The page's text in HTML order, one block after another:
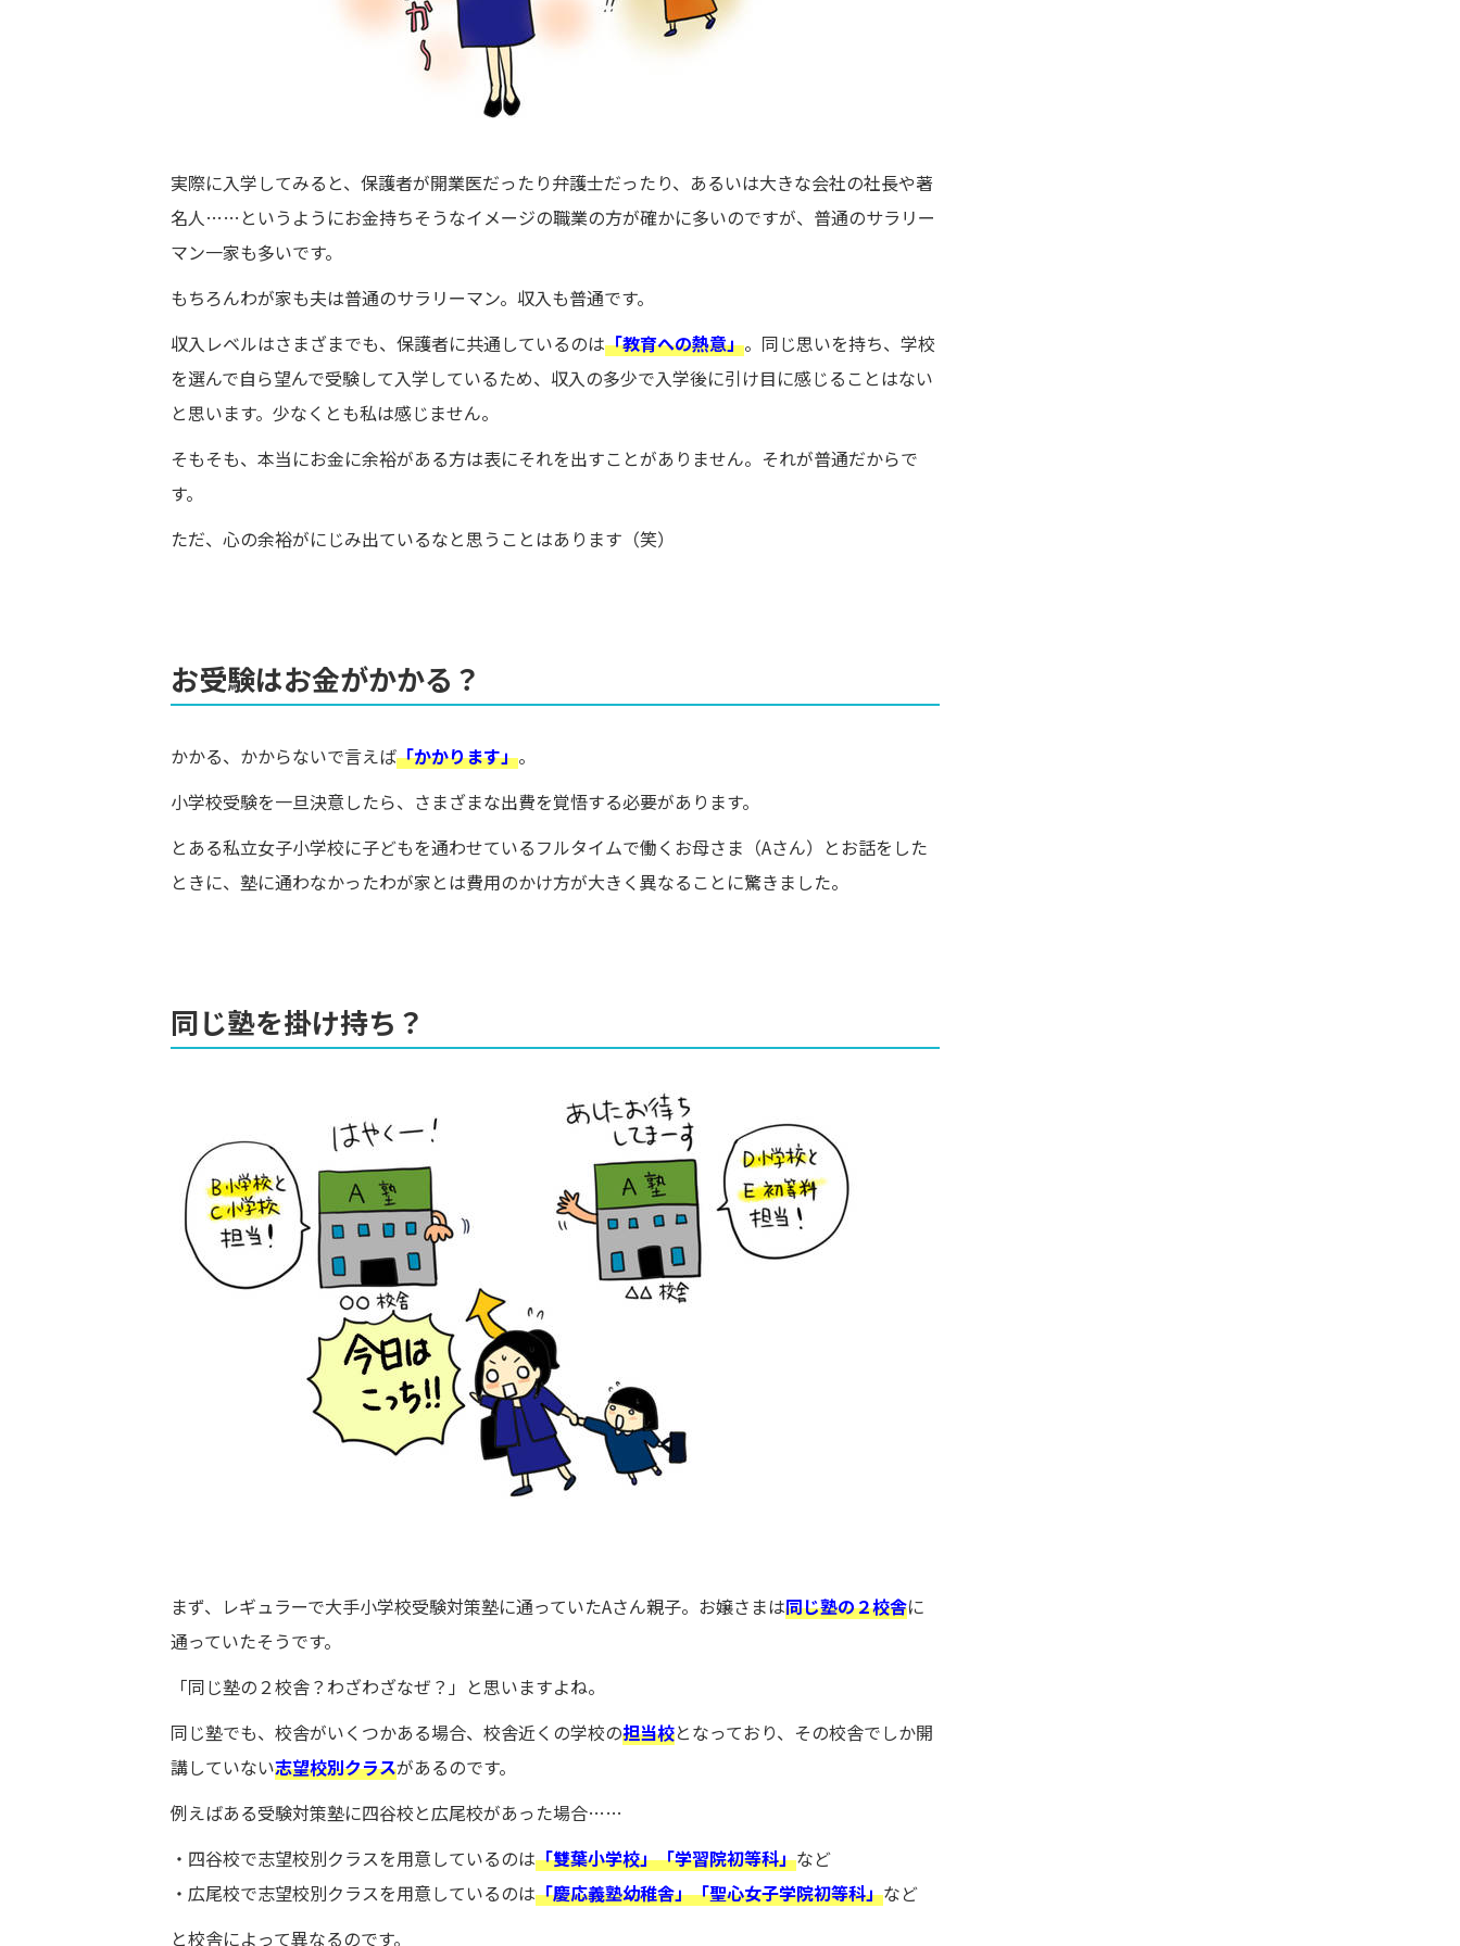
実際に入学してみると、保護者が開業医だったり弁護士だったり、あるいは大きな会社の社長や著
名人……というようにお金持ちそうなイメージの職業の方が確かに多いのですが、普通のサラリー
マン一家も多いです。
もちろんわが家も夫は普通のサラリーマン。収入も普通です。
収入レベルはさまざまでも、保護者に共通しているのは「教育への熱意」。同じ思いを持ち、学校
を選んで自ら望んで受験して入学しているため、収入の多少で入学後に引け目に感じることはない
と思います。少なくとも私は感じません。
そもそも、本当にお金に余裕がある方は表にそれを出すことがありません。それが普通だからで
す。
ただ、心の余裕がにじみ出ているなと思うことはあります（笑）
お受験はお金がかかる？
かかる、かからないで言えば「かかります」。
小学校受験を一旦決意したら、さまざまな出費を覚悟する必要があります。
とある私立女子小学校に子どもを通わせているフルタイムで働くお母さま（Aさん）とお話をした
ときに、塾に通わなかったわが家とは費用のかけ方が大きく異なることに驚きました。
同じ塾を掛け持ち？
まず、レギュラーで大手小学校受験対策塾に通っていたAさん親子。お嬢さまは同じ塾の２校舎に
通っていたそうです。
「同じ塾の２校舎？わざわざなぜ？」と思いますよね。
同じ塾でも、校舎がいくつかある場合、校舎近くの学校の担当校となっており、その校舎でしか開
講していない志望校別クラスがあるのです。
例えばある受験対策塾に四谷校と広尾校があった場合……
・四谷校で志望校別クラスを用意しているのは「雙葉小学校」「学習院初等科」など
・広尾校で志望校別クラスを用意しているのは「慶応義塾幼稚舎」「聖心女子学院初等科」など
と校舎によって異なるのです。